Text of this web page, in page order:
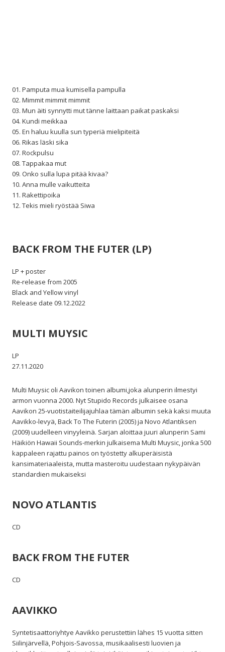
01. Pamputa mua kumisella pampulla
02. Mimmit mimmit mimmit
03. Mun äiti synnytti mut tänne laittaan paikat paskaksi
04. Kundi meikkaa
05. En haluu kuulla sun typeriä mielipiteitä
06. Rikas läski sika
07. Rockpulsu
08. Tappakaa mut
09. Onko sulla lupa pitää kivaa?
10. Anna mulle vaikutteita
11. Rakettipoika
12. Tekis mieli ryöstää Siwa
BACK FROM THE FUTER (LP)
LP + poster
Re-release from 2005
Black and Yellow vinyl
Release date 09.12.2022
MULTI MUYSIC
LP
27.11.2020
Multi Muysic oli Aavikon toinen albumi,joka alunperin ilmestyi
armon vuonna 2000. Nyt Stupido Records julkaisee osana
Aavikon 25-vuotistaiteilijajuhlaa tämän albumin sekä kaksi muuta
Aavikko-levyä, Back To The Futerin (2005) ja Novo Atlantiksen
(2009) uudelleen vinyyleinä. Sarjan aloittaa juuri alunperin Sami
Häikiön Hawaii Sounds-merkin julkaisema Multi Muysic, jonka 500
kappaleen rajattu painos on työstetty alkuperäisistä
kansimateriaaleista, mutta masteroitu uudestaan nykypäivän
standardien mukaiseksi
NOVO ATLANTIS
CD
BACK FROM THE FUTER
CD
AAVIKKO
Syntetisaattoriyhtye Aavikko perustettiin lähes 15 vuotta sitten
Siilinjärvellä, Pohjois-Savossa, musikaalisesti luovien ja